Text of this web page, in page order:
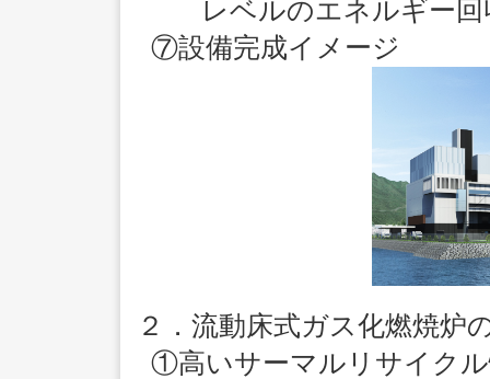
レベルのエネルギー
⑦設備完成イメージ
２．流動床式ガス化燃焼炉
①高いサーマルリサイク